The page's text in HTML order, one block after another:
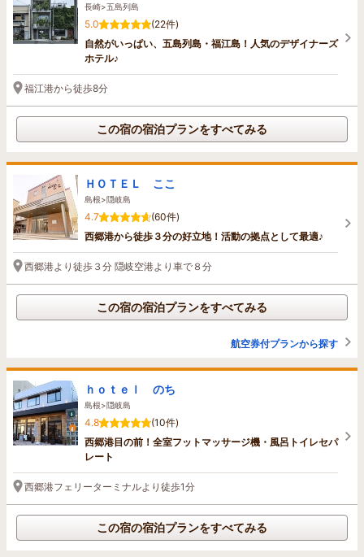
長崎>五島列島
5.0
(22件)
自然がいっぱい、五島列島・福江島！人気のデザイナーズ
ホテル♪
福江港から徒歩8分
この宿の宿泊プランをすべてみる
ＨＯＴＥＬ ここ
島根>隠岐島
4.7
(60件)
西郷港から徒歩３分の好立地！活動の拠点として最適♪
西郷港より徒歩３分 隠岐空港より車で８分
この宿の宿泊プランをすべてみる
航空券付プランから探す
ｈｏｔｅｌ のち
島根>隠岐島
4.8
(10件)
西郷港目の前！全室フットマッサージ機・風呂トイレセパ
レート
西郷港フェリーターミナルより徒歩1分
この宿の宿泊プランをすべてみる